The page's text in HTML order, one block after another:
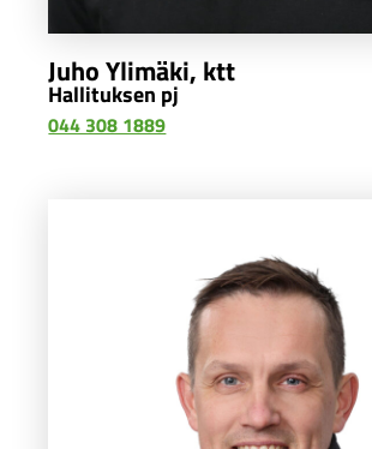
Juho Ylimäki, ktt
Hallituksen pj
044 308 1889